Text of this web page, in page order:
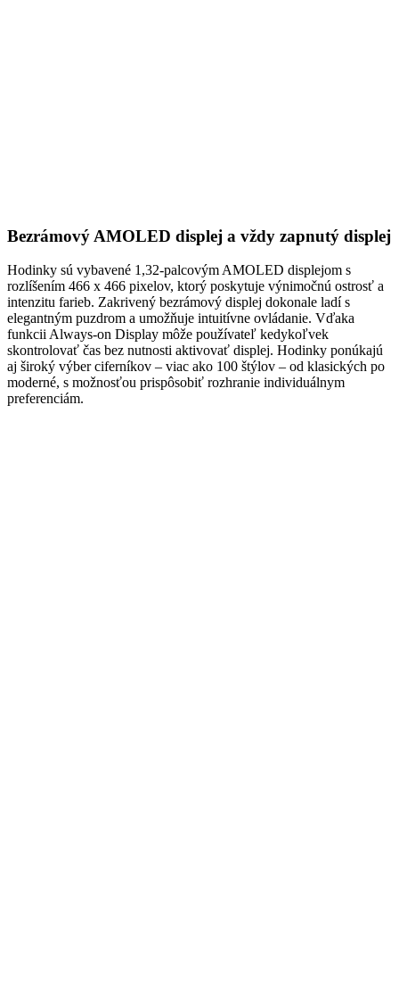
Bezrámový AMOLED displej a vždy zapnutý displej
Hodinky sú vybavené 1,32-palcovým AMOLED displejom s
rozlíšením 466 x 466 pixelov, ktorý poskytuje výnimočnú ostrosť a
intenzitu farieb. Zakrivený bezrámový displej dokonale ladí s
elegantným puzdrom a umožňuje intuitívne ovládanie. Vďaka
funkcii Always-on Display môže používateľ kedykoľvek
skontrolovať čas bez nutnosti aktivovať displej. Hodinky ponúkajú
aj široký výber ciferníkov – viac ako 100 štýlov – od klasických po
moderné, s možnosťou prispôsobiť rozhranie individuálnym
preferenciám.